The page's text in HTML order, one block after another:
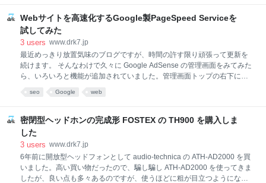
系の API をひと通り探して試してみました。 まず結論から。
skybiometry.com の顔検出 API が結構認識率が高いです！
skybiometry.com を検索しても殆ど情報が出てこないですが、こいつく
無料です。 FREE プランでは、1時間100reques
Webサイトを高速化するGoogle製PageSpeed Serviceを
試してみた
3 users www.drk7.jp
最近めっきり放置気味のブログですが、時間の許す限り頑張って更新を
続けます。 そんなわけで久々に Google AdSense の管理画面をみてみた
ら、いろいろと機能が追加されていました。管理画面トップの右下に見
の最適化のレーティングが低い原因はクローラーエラーのためですが、
ーティングが低いのはサイトが遅いからのようです。 というわけで
Google のウェブパフォーマンスツール Page Speed Insight を使ってチ
ューニングを試みました。 Page Speed Insight から解析したいページの
回は比較的画像が多い URL を入力してみました。 うーん・・・困った
ものです。
seo Google web
密閉型ヘッドホンの完成形 FOSTEX の TH900 を購入しま
した
3 users www.drk7.jp
6年前に開放型ヘッドフォンとして audio-technica の ATH-AD2000 を買
いました。高い買い物だったので、騙し騙し ATH-AD2000 を使ってきま
したが、良い点も多々あるのですが、使うほどに粗が目立つようになっ